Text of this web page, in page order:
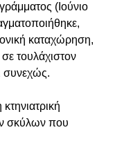
(Ιούνιο
καταχώρηση,
τουλάχιστον
συνεχώς.
σκύλων που